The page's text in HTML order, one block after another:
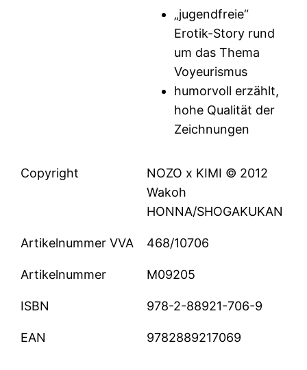
„jugendfreie“
Erotik-Story rund
um das Thema
Voyeurismus
humorvoll erzählt,
hohe Qualität der
Zeichnungen
Copyright
NOZO x KIMI © 2012
Wakoh
HONNA/SHOGAKUKAN
Artikelnummer VVA 468/10706
Artikelnummer M09205
ISBN 978-2-88921-706-9
EAN 9782889217069